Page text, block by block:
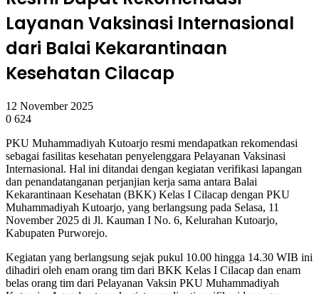
Layanan Vaksinasi Internasional
dari Balai Kekarantinaan
Kesehatan Cilacap
12 November 2025
0 624
PKU Muhammadiyah Kutoarjo resmi mendapatkan rekomendasi
sebagai fasilitas kesehatan penyelenggara Pelayanan Vaksinasi
Internasional. Hal ini ditandai dengan kegiatan verifikasi lapangan
dan penandatanganan perjanjian kerja sama antara Balai
Kekarantinaan Kesehatan (BKK) Kelas I Cilacap dengan PKU
Muhammadiyah Kutoarjo, yang berlangsung pada Selasa, 11
November 2025 di Jl. Kauman I No. 6, Kelurahan Kutoarjo,
Kabupaten Purworejo.
Kegiatan yang berlangsung sejak pukul 10.00 hingga 14.30 WIB ini
dihadiri oleh enam orang tim dari BKK Kelas I Cilacap dan enam
belas orang tim dari Pelayanan Vaksin PKU Muhammadiyah